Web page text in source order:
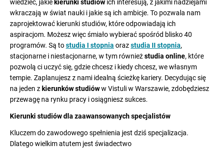
wiedzieć, jakie kierunki studiów ich interesują, z jakimi nadziejami
wkraczają w świat nauki i jakie są ich ambicje. To pozwala nam
zaprojektować kierunki studiów, które odpowiadają ich
aspiracjom. Możesz więc śmiało wybierać spośród blisko 40
programów. Są tostudia I stopnia orazstudia II stopnia,
stacjonarne i niestacjonarne, w tym równieżstudia online, które
pozwolą ci uczyć się, gdzie chcesz i kiedy chcesz, we własnym
tempie. Zaplanujesz z nami idealną ścieżkę kariery. Decydując się
na jeden z kierunków studióww Vistuli w Warszawie, zdobędziesz
przewagę na rynku pracy i osiągniesz sukces.
Kierunki studiów dla zaawansowanych specjalistów
Kluczem do zawodowego spełnienia jest dziś specjalizacja.
Dlatego wielkim atutem jest świadectwo